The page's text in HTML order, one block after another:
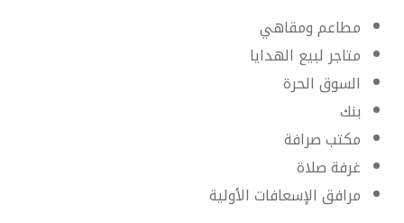
مطاعم ومقاهي
متاجر لبيع الهدايا
السوق الحرة
بنك
مكتب صرافة
غرفة صلاة
مرافق الإسعافات الأولية